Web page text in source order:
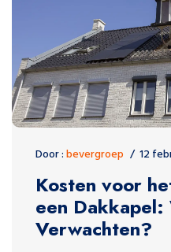
Door :bevergroep 12
Kosten voor
een Dakkapel:
Verwachten?